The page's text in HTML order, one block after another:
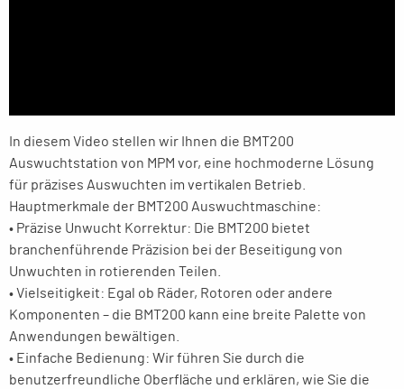
In diesem Video stellen wir Ihnen die BMT200
Auswuchtstation von MPM vor, eine hochmoderne Lösung
für präzises Auswuchten im vertikalen Betrieb.
Hauptmerkmale der BMT200 Auswuchtmaschine:
• Präzise Unwucht Korrektur: Die BMT200 bietet
branchenführende Präzision bei der Beseitigung von
Unwuchten in rotierenden Teilen.
• Vielseitigkeit: Egal ob Räder, Rotoren oder andere
Komponenten – die BMT200 kann eine breite Palette von
Anwendungen bewältigen.
• Einfache Bedienung: Wir führen Sie durch die
benutzerfreundliche Oberfläche und erklären, wie Sie die